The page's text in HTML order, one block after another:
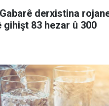
derxistina
gihişt 83 hezar û 300